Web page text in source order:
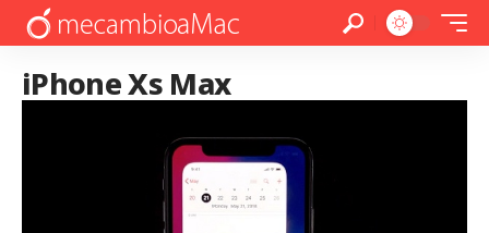
iPhone Xs Max